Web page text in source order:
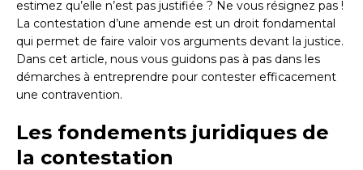
estimez qu’elle n’est pas justifiée ? Ne vous résignez pas !
La contestation d’une amende est un droit fondamental
qui permet de faire valoir vos arguments devant la justice.
Dans cet article, nous vous guidons pas à pas dans les
démarches à entreprendre pour contester efficacement
une contravention.
Les fondements juridiques de
la contestation